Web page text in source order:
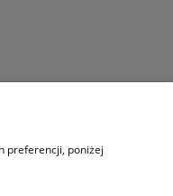
preferencji, poniżej